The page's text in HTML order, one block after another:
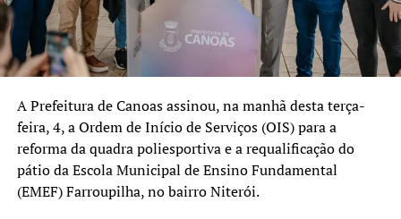
A Prefeitura de Canoas assinou, na manhã desta terça-
feira, 4, a Ordem de Início de Serviços (OIS) para a
reforma da quadra poliesportiva e a requalificação do
pátio da Escola Municipal de Ensino Fundamental
(EMEF) Farroupilha, no bairro Niterói.